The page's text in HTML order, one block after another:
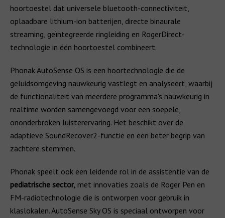
hoortoestel dat universele bluetooth-connectiviteit,
oplaadbare lithium-ion batterijen, directe binaurale
streaming, geïntegreerde ringleiding en RogerDirect-
technologie in één hoortoestel combineert.
Phonak AutoSense OS is een hoortechnologie die de
geluidsomgeving nauwkeurig vastlegt en analyseert, waarbij
de functionaliteit van meerdere programma's nauwkeurig in
realtime worden samengevoegd voor een soepele,
ononderbroken luisterervaring. Het beschikt over de
adaptieve SoundRecover2-functie en een beter begrip van
zachtere stemmen.
Phonak speelt ook een leidende rol in de assistentie van de
pediatrische sector, met innovaties zoals de Roger Pen en
FM-radiotechnologie die is ontworpen voor gebruik in
klaslokalen. AutoSense Sky OS is speciaal ontworpen voor